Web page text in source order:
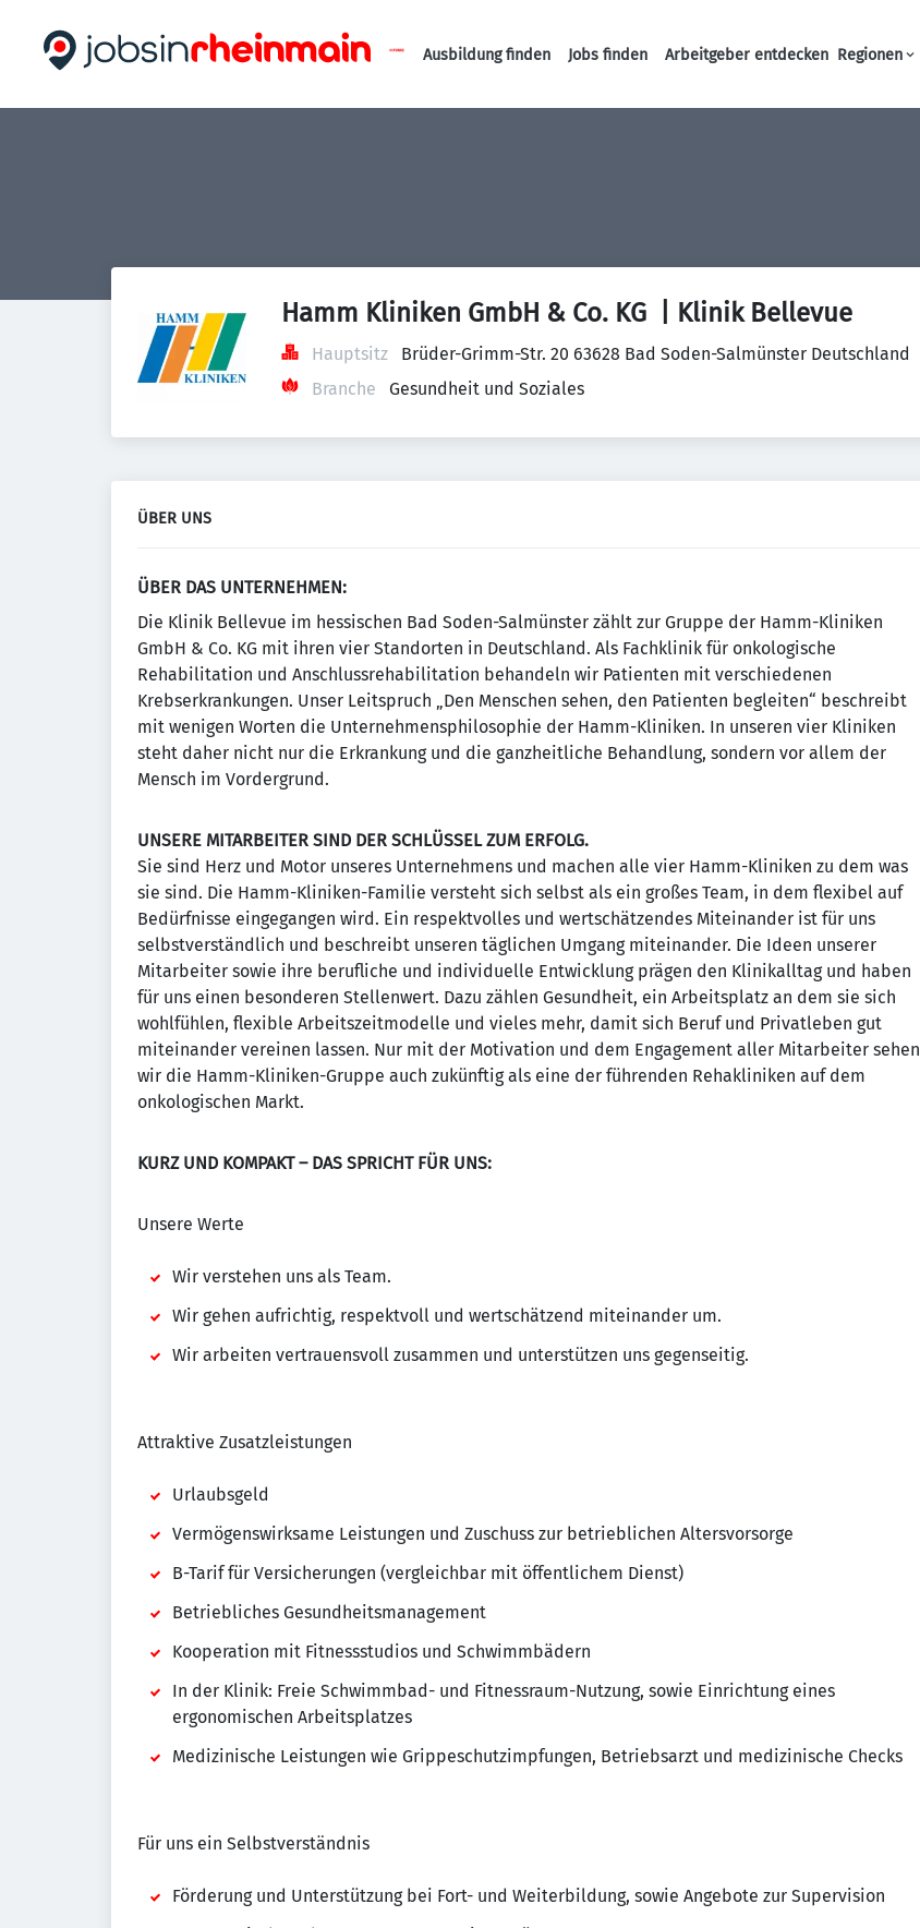
Haupt-Navigation
Ausbildung finden Jobs finden Arbeitgeber entdecken Regionen
Hamm Kliniken GmbH & Co. KG  | Klinik Bellevue
Hauptsitz
Brüder-Grimm-Str. 20 63628 Bad Soden-Salmünster Deutschland
Branche
Gesundheit und Soziales
ÜBER UNS
ÜBER DAS UNTERNEHMEN:
Die Klinik Bellevue im hessischen Bad Soden-Salmünster zählt zur Gruppe der Hamm-Kliniken
GmbH & Co. KG mit ihren vier Standorten in Deutschland. Als Fachklinik für onkologische
Rehabilitation und Anschlussrehabilitation behandeln wir Patienten mit verschiedenen
Krebserkrankungen. Unser Leitspruch „Den Menschen sehen, den Patienten begleiten“ beschreibt
mit wenigen Worten die Unternehmensphilosophie der Hamm-Kliniken. In unseren vier Kliniken
steht daher nicht nur die Erkrankung und die ganzheitliche Behandlung, sondern vor allem der
Mensch im Vordergrund.
UNSERE MITARBEITER SIND DER SCHLÜSSEL ZUM ERFOLG.
Sie sind Herz und Motor unseres Unternehmens und machen alle vier Hamm-Kliniken zu dem was
sie sind. Die Hamm-Kliniken-Familie versteht sich selbst als ein großes Team, in dem flexibel auf
Bedürfnisse eingegangen wird. Ein respektvolles und wertschätzendes Miteinander ist für uns
selbstverständlich und beschreibt unseren täglichen Umgang miteinander. Die Ideen unserer
Mitarbeiter sowie ihre berufliche und individuelle Entwicklung prägen den Klinikalltag und haben
für uns einen besonderen Stellenwert. Dazu zählen Gesundheit, ein Arbeitsplatz an dem sie sich
wohlfühlen, flexible Arbeitszeitmodelle und vieles mehr, damit sich Beruf und Privatleben gut
miteinander vereinen lassen. Nur mit der Motivation und dem Engagement aller Mitarbeiter sehen
wir die Hamm-Kliniken-Gruppe auch zukünftig als eine der führenden Rehakliniken auf dem
onkologischen Markt.
KURZ UND KOMPAKT – DAS SPRICHT FÜR UNS:
Unsere Werte
Wir verstehen uns als Team.
Wir gehen aufrichtig, respektvoll und wertschätzend miteinander um.
Wir arbeiten vertrauensvoll zusammen und unterstützen uns gegenseitig.
Attraktive Zusatzleistungen
Urlaubsgeld
Vermögenswirksame Leistungen und Zuschuss zur betrieblichen Altersvorsorge
B-Tarif für Versicherungen (vergleichbar mit öffentlichem Dienst)
Betriebliches Gesundheitsmanagement
Kooperation mit Fitnessstudios und Schwimmbädern
In der Klinik: Freie Schwimmbad- und Fitnessraum-Nutzung, sowie Einrichtung eines
ergonomischen Arbeitsplatzes
Medizinische Leistungen wie Grippeschutzimpfungen, Betriebsarzt und medizinische Checks
Für uns ein Selbstverständnis
Förderung und Unterstützung bei Fort- und Weiterbildung, sowie Angebote zur Supervision